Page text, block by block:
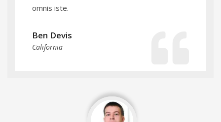
omnis iste.
Ben Devis
California